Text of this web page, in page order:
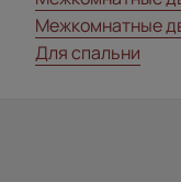
Межкомнатные
Для спальни